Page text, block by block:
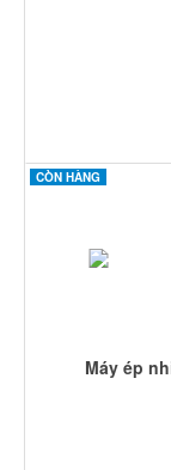
CÒN HÀNG
Máy ép